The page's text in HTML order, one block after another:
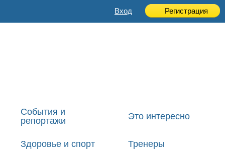
Вход Регистрация
События и
репортажи
Это интересно
Здоровье и спорт Тренеры